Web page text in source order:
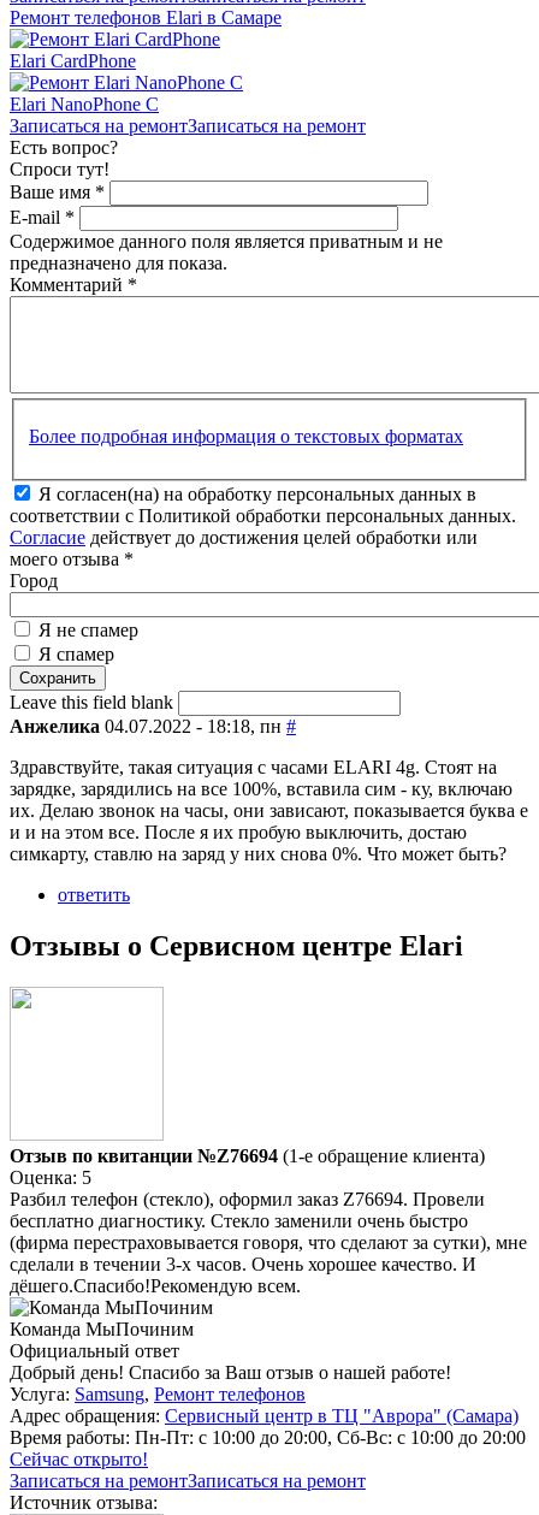
Ремонт телефонов Elari в Самаре
Elari CardPhone
Elari NanoPhone C
Записаться на ремонтЗаписаться на ремонт
Есть вопрос?
Спроси тут!
Ваше имя *
E-mail *
Содержимое данного поля является приватным и не
предназначено для показа.
Комментарий *
Более подробная информация о текстовых форматах
Я согласен(на) на обработку персональных данных в
соответствии с Политикой обработки персональных данных.
Согласие действует до достижения целей обработки или
моего отзыва *
Город
Я не спамер
Я спамер
Leave this field blank
Анжелика 04.07.2022 - 18:18, пн #
Здравствуйте, такая ситуация с часами ELARI 4g. Стоят на
зарядке, зарядились на все 100%, вставила сим - ку, включаю
их. Делаю звонок на часы, они зависают, показывается буква e
и и на этом все. После я их пробую выключить, достаю
симкарту, ставлю на заряд у них снова 0%. Что может быть?
ответить
Отзывы о Сервисном центре Elari
Отзыв по квитанции №Z76694 (1-е обращение клиента)
Оценка: 5
Разбил телефон (стекло), оформил заказ Z76694. Провели
бесплатно диагностику. Стекло заменили очень быстро
(фирма перестраховывается говоря, что сделают за сутки), мне
сделали в течении 3-х часов. Очень хорошее качество. И
дёшего.Спасибо!Рекомендую всем.
Команда МыПочиним
Официальный ответ
Добрый день! Спасибо за Ваш отзыв о нашей работе!
Услуга: Samsung, Ремонт телефонов
Адрес обращения: Сервисный центр в ТЦ "Аврора" (Самара)
Время работы: Пн-Пт: с 10:00 до 20:00, Сб-Вс: с 10:00 до 20:00
Сейчас открыто!
Записаться на ремонтЗаписаться на ремонт
Источник отзыва: